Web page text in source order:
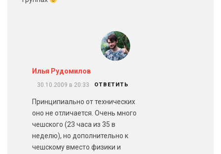
Илья Рудомилов
30.10.2009 в 20:33 ОТВЕТИТЬ
Принципиально от технических
оно не отличается. Очень много
чешского (23 часа из 35 в
неделю), но дополнительно к
чешскому вместо физики и